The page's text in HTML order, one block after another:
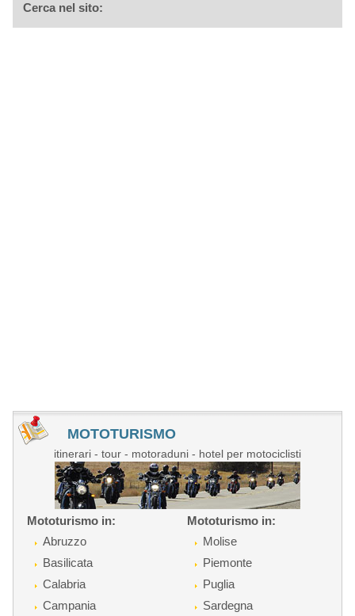
Cerca nel sito:
MOTOTURISMO
itinerari - tour - motoraduni - hotel per motociclisti
Mototurismo in:
Abruzzo
Basilicata
Calabria
Campania
Mototurismo in:
Molise
Piemonte
Puglia
Sardegna